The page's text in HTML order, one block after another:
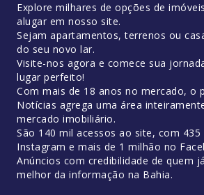
Explore milhares de opções de
alugar em nosso site.
Sejam apartamentos, terrenos ou
do seu novo lar.
Visite-nos agora e comece sua
lugar perfeito!
Com mais de 18 anos no mercado, o
Notícias agrega uma área
mercado imobiliário.
São 140 mil acessos ao site, com
Instagram e mais de 1 milhão no
Anúncios com credibilidade de quem
melhor da informação na Bahia.